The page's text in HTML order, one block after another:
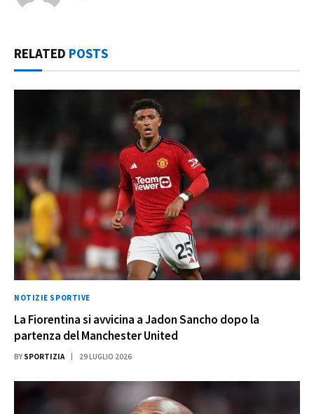
RELATED POSTS
NOTIZIE SPORTIVE
La Fiorentina si avvicina a Jadon Sancho dopo la
partenza del Manchester United
BY SPORTIZIA 29 LUGLIO 2026